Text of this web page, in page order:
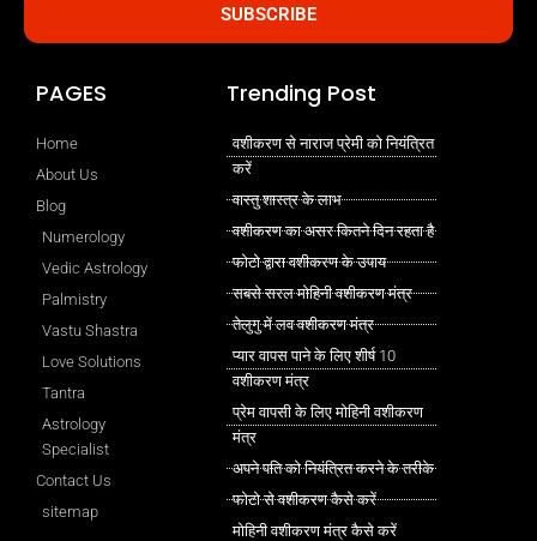
SUBSCRIBE
PAGES
Home
About Us
Blog
Numerology
Vedic Astrology
Palmistry
Vastu Shastra
Love Solutions
Tantra
Astrology
Specialist
Contact Us
sitemap
Trending Post
वशीकरण से नाराज प्रेमी को नियंत्रित
करें
वास्तु शास्त्र के लाभ
वशीकरण का असर कितने दिन रहता है
फोटो द्वारा वशीकरण के उपाय
सबसे सरल मोहिनी वशीकरण मंत्र
तेलुगु में लव वशीकरण मंत्र
प्यार वापस पाने के लिए शीर्ष 10
वशीकरण मंत्र
प्रेम वापसी के लिए मोहिनी वशीकरण
मंत्र
अपने पति को नियंत्रित करने के तरीके
फोटो से वशीकरण कैसे करें
मोहिनी वशीकरण मंत्र कैसे करें